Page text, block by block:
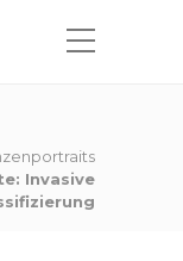
Invasive